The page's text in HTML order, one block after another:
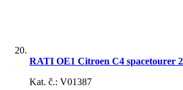
RATI OE1 Citroen C4 spacetourer
Kat. č.: V01387